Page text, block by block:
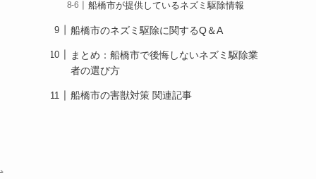
船橋市が提供しているネズミ駆除情報
船橋市のネズミ駆除に関するQ＆A
まとめ：船橋市で後悔しないネズミ駆除業
者の選び方
船橋市の害獣対策 関連記事